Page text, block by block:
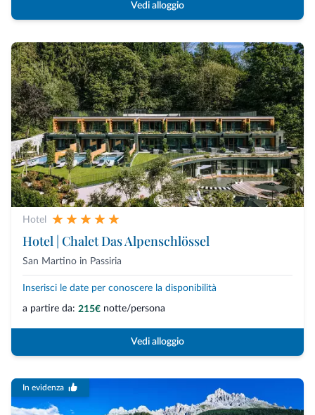
Vedi alloggio
Hotel
Hotel | Chalet Das Alpenschlössel
San Martino in Passiria
Inserisci le date per conoscere la disponibilità
a partire da: 215€ notte/persona
Vedi alloggio
In evidenza